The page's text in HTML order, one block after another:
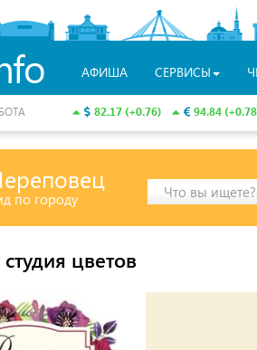
АФИША СЕРВИСЫ
82.17 (+0.76) 94.84
по городу Что вы ищете?
цветов